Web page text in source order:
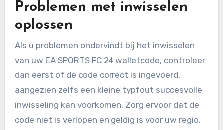
Problemen met inwisselen
oplossen
Als u problemen ondervindt bij het inwisselen
van uw EA SPORTS FC 24 walletcode, controleer
dan eerst of de code correct is ingevoerd,
aangezien zelfs een kleine typfout succesvolle
inwisseling kan voorkomen. Zorg ervoor dat de
code niet is verlopen en geldig is voor uw regio.